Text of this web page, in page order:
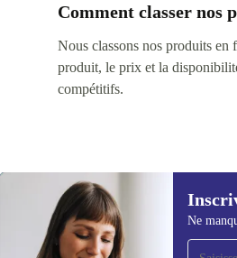
Comment classer nos
Nous classons nos produits en
produit, le prix et la
compétitifs.
Ne
Recevoir offres et